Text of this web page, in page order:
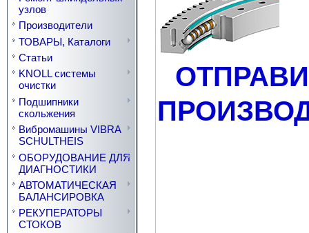
узлов
Производители
ТОВАРЫ, Каталоги
Статьи
KNOLL системы
очистки
Подшипники
скольжения
Вибромашины VIBRA
SCHULTHEIS
ОБОРУДОВАНИЕ ДЛЯ
ДИАГНОСТИКИ
АВТОМАТИЧЕСКАЯ
БАЛАНСИРОВКА
РЕКУПЕРАТОРЫ
СТОКОВ